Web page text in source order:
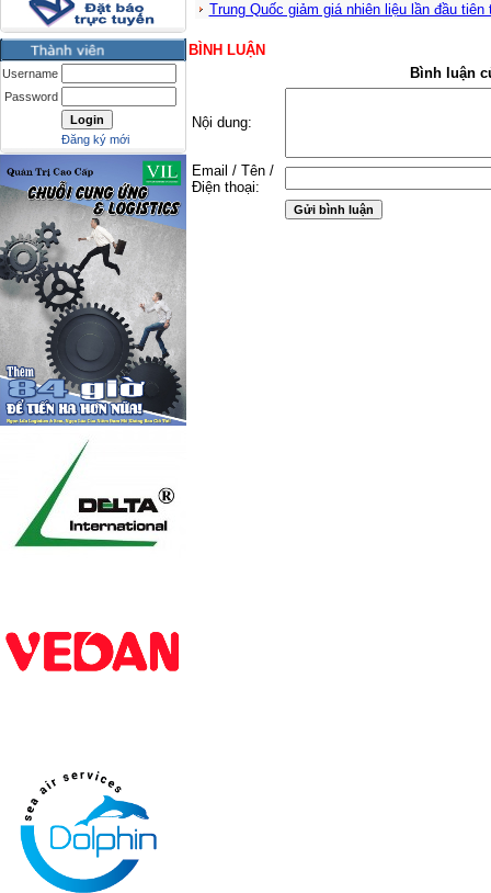
Username
Password
Đăng ký mới
Trung Quốc giảm giá nhiên liệu lần đầu
BÌNH LUẬN
Bình luận
Nội dung:
Email / Tên /
Điện thoại: